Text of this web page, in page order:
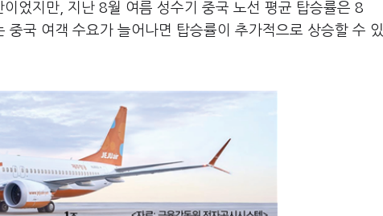
었지만, 지난 8월 여름 성수기 중국 노선 평균 탑승률은 8
국 여객 수요가 늘어나면 탑승률이 추가적으로 상승할 수 있